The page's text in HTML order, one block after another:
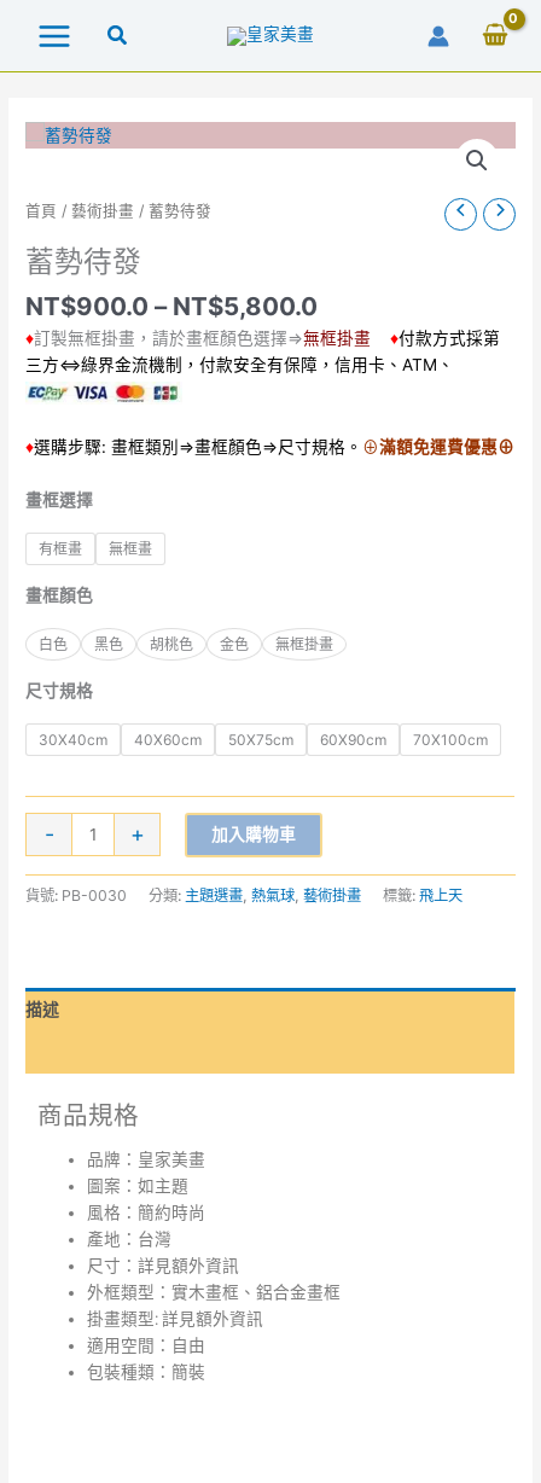
首頁 /藝術掛畫 / 蓄勢待發
蓄勢待發
NT$900.0 – NT$5,800.0
到
NT$5,800.0
♦訂製無框掛畫，請於畫框顏色選擇⇒無框掛畫 ♦付款方式採第
三方⇔綠界金流機制，付款安全有保障，信用卡、ATM、
♦選購步驟: 畫框類別⇒畫框顏色⇒尺寸規格。 ⊕滿額免運費優惠⊕
畫框選擇
有框畫 無框畫
畫框顏色
白色 黑色 胡桃色 金色 無框掛畫
尺寸規格
30X40cm 40X60cm 50X75cm 60X90cm 70X100cm
-
蓄
待
數
量
+ 加入購物車
貨號: PB-0030 分類: 主題選畫,熱氣球,藝術掛畫 標籤:飛上天
描述
商品規格
品牌：皇家美畫
圖案：如主題
風格：簡約時尚
產地：台灣
尺寸：詳見額外資訊
外框類型：實木畫框、鋁合金畫框
掛畫類型: 詳見額外資訊
適用空間：自由
包裝種類：簡裝